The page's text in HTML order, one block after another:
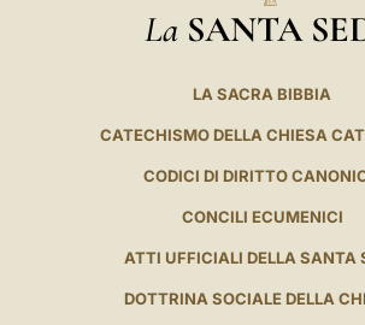
La SANTA
LA SACRA BIBBIA
CATECHISMO DELLA CHIESA
CODICI DI DIRITTO
CONCILI ECUMENICI
ATTI UFFICIALI DELLA SANTA
DOTTRINA SOCIALE DELLA